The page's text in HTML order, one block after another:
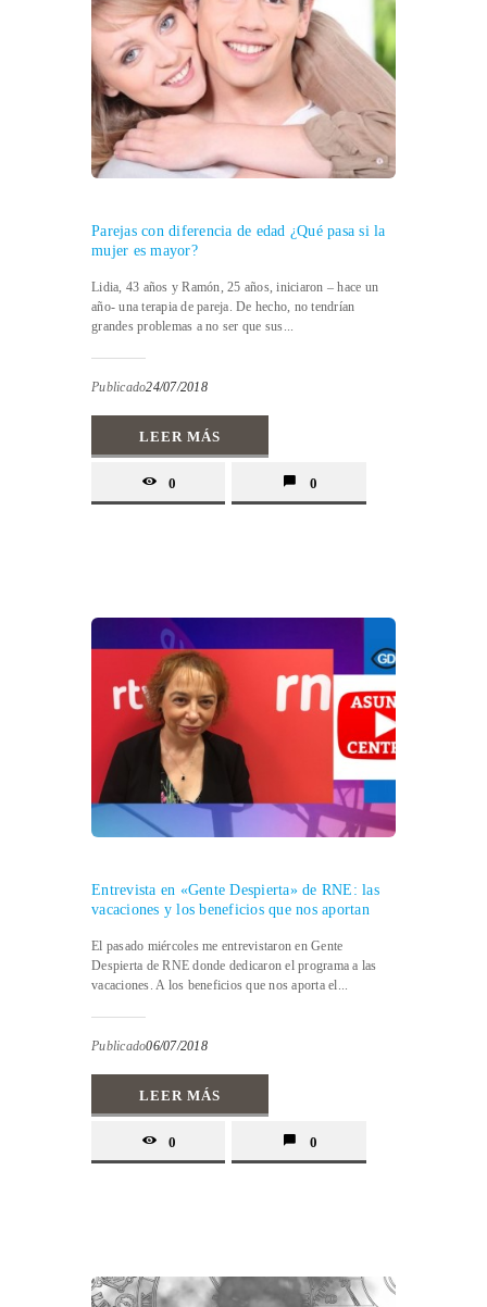
Parejas con diferencia de edad ¿Qué pasa si la
mujer es mayor?
Lidia, 43 años y Ramón, 25 años, iniciaron – hace un
año- una terapia de pareja. De hecho, no tendrían
grandes problemas a no ser que sus...
Publicado24/07/2018
LEER MÁS
0 0
Entrevista en «Gente Despierta» de RNE: las
vacaciones y los beneficios que nos aportan
El pasado miércoles me entrevistaron en Gente
Despierta de RNE donde dedicaron el programa a las
vacaciones. A los beneficios que nos aporta el...
Publicado06/07/2018
LEER MÁS
0 0